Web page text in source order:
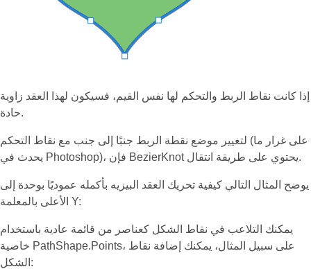
إذا كانت نقاط الربط والتحكم لها نفس القيم، فسيكون لهذا العقد زاوية
حادة.
لتغيير موضع نقطة الربط جنبًا إلى جنب مع نقاط التحكم (على غرار ما
يحدث في Photoshop)، فإن BezierKnot يحتوي على طريقة انتقال.
يوضح المثال التالي كيفية تحريك العقد البيزيه بأكمله عموديًا بوحدة إلى
الأعلى بالمعلمة Y:
يمكنك التلاعب في نقاط الشكل كعناصر من قائمة عادية باستخدام
خاصية PathShape.Points، على سبيل المثال، يمكنك إضافة نقاط
الشكل: